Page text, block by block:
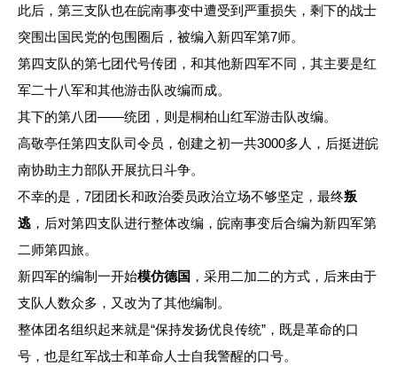
此后，第三支队也在皖南事变中遭受到严重损失，剩下的战士
突围出国民党的包围圈后，被编入新四军第7师。
第四支队的第七团代号传团，和其他新四军不同，其主要是红
军二十八军和其他游击队改编而成。
其下的第八团——统团，则是桐柏山红军游击队改编。
高敬亭任第四支队司令员，创建之初一共3000多人，后挺进皖
南协助主力部队开展抗日斗争。
不幸的是，7团团长和政治委员政治立场不够坚定，最终叛
逃 ，后对第四支队进行整体改编，皖南事变后合编为新四军第
二师第四旅。
新四军的编制一开始模仿德国 ，采用二加二的方式，后来由于
支队人数众多，又改为了其他编制。
整体团名组织起来就是“保持发扬优良传统”，既是革命的口
号，也是红军战士和革命人士自我警醒的口号。